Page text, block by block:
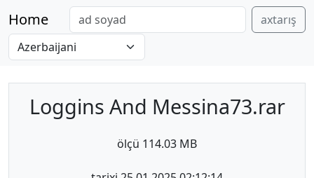
Home axtarış
Loggins And Messina73.rar
ölçü 114.03 MB